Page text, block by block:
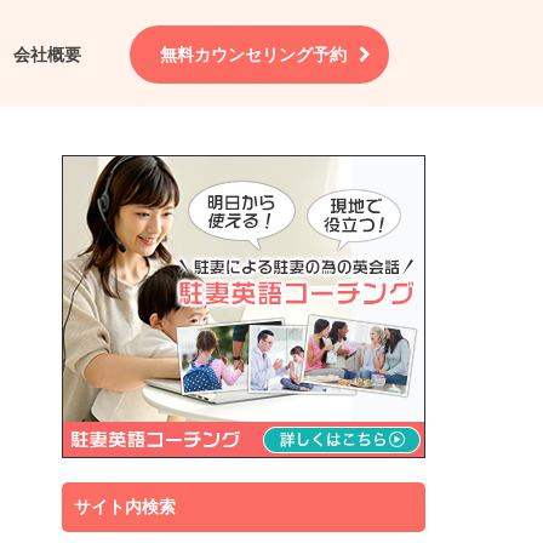
会社概要 無料カウンセリング予約
サイト内検索